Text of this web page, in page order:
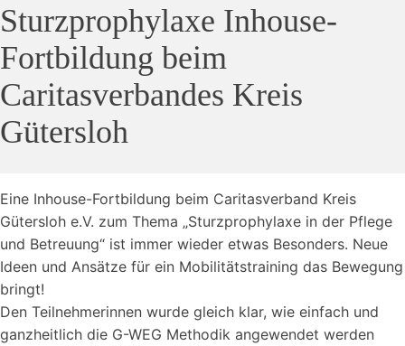
Sturzprophylaxe Inhouse-
Fortbildung beim
Caritasverbandes Kreis
Gütersloh
Eine Inhouse-Fortbildung beim Caritasverband Kreis
Gütersloh e.V. zum Thema „Sturzprophylaxe in der Pflege
und Betreuung“ ist immer wieder etwas Besonders. Neue
Ideen und Ansätze für ein Mobilitätstraining das Bewegung
bringt!
Den Teilnehmerinnen wurde gleich klar, wie einfach und
ganzheitlich die G-WEG Methodik angewendet werden